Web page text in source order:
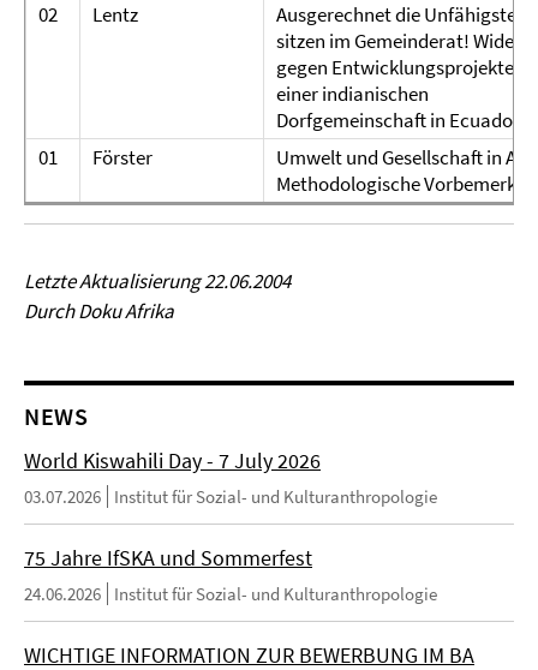
02
Lentz
Ausgerechnet die Unfähigsten
sitzen im Gemeinderat!
gegen Entwicklungsprojekte in
einer indianischen
Dorfgemeinschaft in Ecuador.
01
Förster
Umwelt und Gesellschaft in
Methodologische
Letzte Aktualisierung 22.06.2004
Durch Doku Afrika
NEWS
World Kiswahili Day - 7 July 2026
03.07.2026 Institut für Sozial- und Kulturanthropologie
75 Jahre IfSKA und Sommerfest
24.06.2026 Institut für Sozial- und Kulturanthropologie
WICHTIGE INFORMATION ZUR BEWERBUNG IM BA